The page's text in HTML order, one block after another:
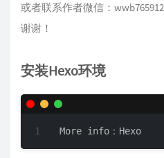
或者联系作者微信：
谢谢！
安装Hexo环境
More info：Hexo